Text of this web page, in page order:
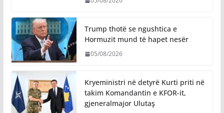
Trump thotë se ngushtica e
Hormuzit mund të hapet nesër
05/08/2026
Kryeministri në detyrë Kurti priti në
takim Komandantin e KFOR-it,
gjeneralmajor Ulutaş